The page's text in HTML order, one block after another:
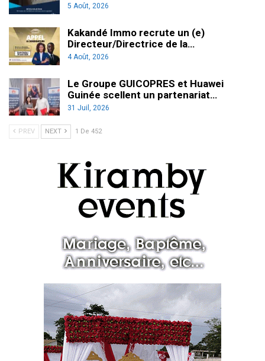
5 Août, 2026
Kakandé Immo recrute un (e)
Directeur/Directrice de la…
4 Août, 2026
Le Groupe GUICOPRES et Huawei
Guinée scellent un partenariat…
31 Juil, 2026
PREV NEXT 1 De 452